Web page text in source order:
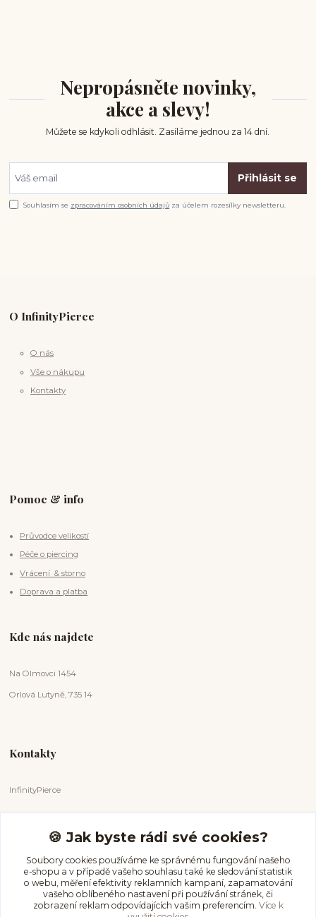
Nepropásněte novinky,
akce a slevy!
Můžete se kdykoli odhlásit. Zasíláme jednou za 14 dní.
Přihlásit se
Souhlasím se zpracováním osobních údajů za účelem rozesílky newsletteru.
O InfinityPierce
O nás
Vše o nákupu
Kontakty
Pomoc & info
Průvodce velikostí
Péče o piercing
Vrácení & storno
Doprava a platba
Kde nás najdete
Na Olmovci 1454
Orlová Lutyně, 735 14
Kontakty
InfinityPierce
+420 731 681 038
(Po-Ne, 9-18 hod.)
info@infinitypierce.cz
🍪 Jak byste rádi své cookies?
Soubory cookies používáme ke správnému fungování našeho
e-shopu a v případě vašeho souhlasu také ke sledování statistik
o webu, měření efektivity reklamních kampaní, zapamatování
vašeho oblíbeného nastavení při používání stránek, či
zobrazení reklam odpovídajících vašim preferencím. Více k